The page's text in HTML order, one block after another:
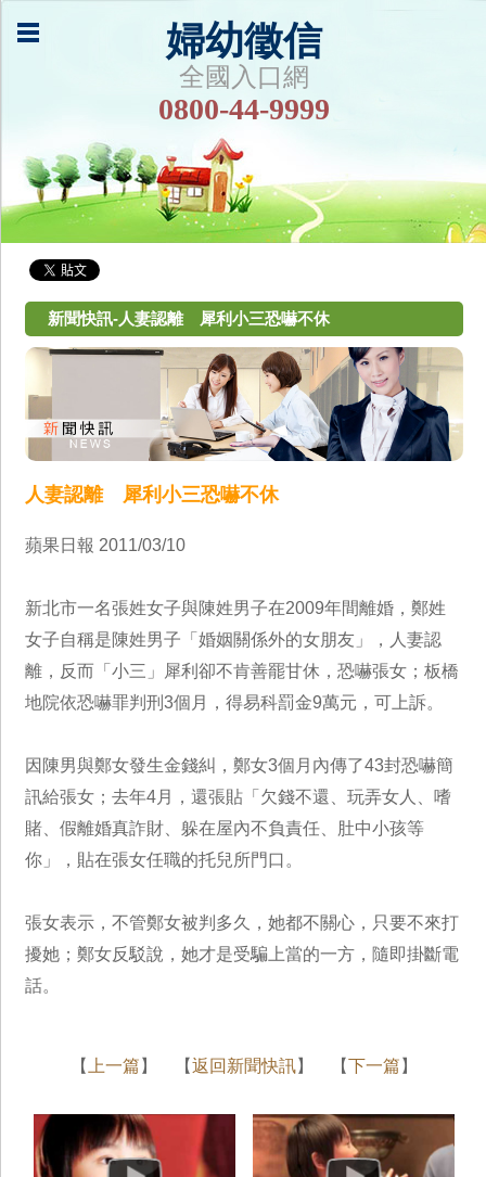
婦幼徵信
全國入口網
0800-44-9999
新聞快訊-人妻認離 犀利小三恐嚇不休
人妻認離 犀利小三恐嚇不休
蘋果日報 2011/03/10
新北市一名張姓女子與陳姓男子在2009年間離婚，鄭姓
女子自稱是陳姓男子「婚姻關係外的女朋友」，人妻認
離，反而「小三」犀利卻不肯善罷甘休，恐嚇張女；板橋
地院依恐嚇罪判刑3個月，得易科罰金9萬元，可上訴。
因陳男與鄭女發生金錢糾，鄭女3個月內傳了43封恐嚇簡
訊給張女；去年4月，還張貼「欠錢不還、玩弄女人、嗜
賭、假離婚真詐財、躲在屋內不負責任、肚中小孩等
你」，貼在張女任職的托兒所門口。
張女表示，不管鄭女被判多久，她都不關心，只要不來打
擾她；鄭女反駁說，她才是受騙上當的一方，隨即掛斷電
話。
【 上一篇 】 【返回新聞快訊】 【下一篇 】